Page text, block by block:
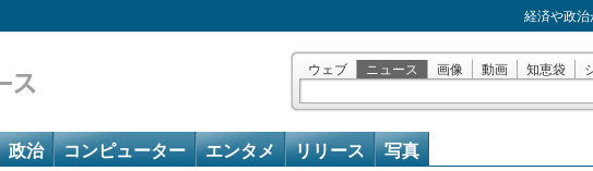
経済や政
ウェブ ニュース 画像 動画 知恵袋
政治 コンピューター エンタメ リリース 写真